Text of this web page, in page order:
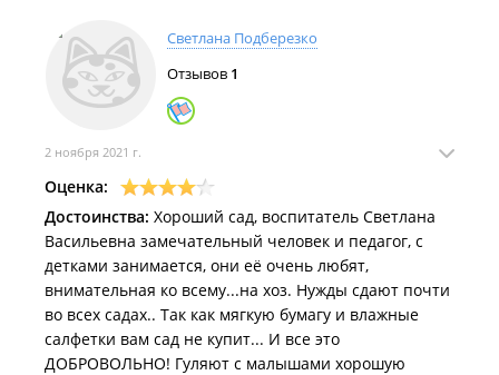
Светлана Подберезко
Отзывов 1
2 ноября 2021 г.
Оценка:
Достоинства: Хороший сад, воспитатель Светлана
Васильевна замечательный человек и педагог, с
детками занимается, они её очень любят,
внимательная ко всему...на хоз. Нужды сдают почти
во всех садах.. Так как мягкую бумагу и влажные
салфетки вам сад не купит... И все это
ДОБРОВОЛЬНО! Гуляют с малышами хорошую